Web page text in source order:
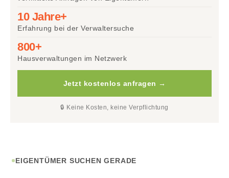
10 Jahre+
Erfahrung bei der Verwaltersuche
800+
Hausverwaltungen im Netzwerk
Jetzt kostenlos anfragen →
🔒 Keine Kosten, keine Verpflichtung
EIGENTÜMER SUCHEN GERADE